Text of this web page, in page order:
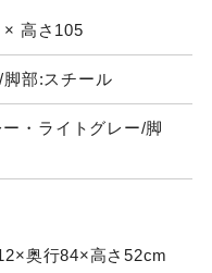
高さ105
部:スチール
・ライトグレー/脚
奥行84×高さ52cm